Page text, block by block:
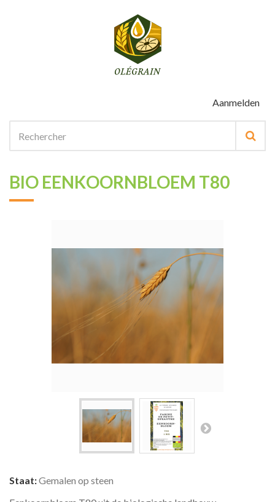
Aanmelden
BIO EENKOORNBLOEM T80
Staat:Gemalen op steen